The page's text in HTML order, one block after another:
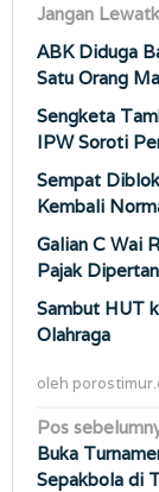
Jangan
ABK Diduga
Satu Orang
Sengketa
IPW Soroti
Sempat
Kembali
Galian C Wai
Pajak
Sambut HUT
Olahraga
oleh
pos
Pos
Buka
Sepakbola di